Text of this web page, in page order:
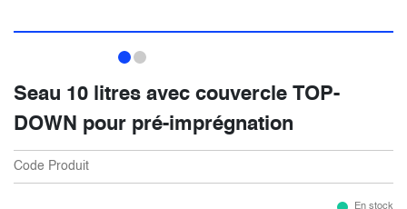
Seau 10 litres avec couvercle TOP-
DOWN pour pré-imprégnation
Code Produit
En stock